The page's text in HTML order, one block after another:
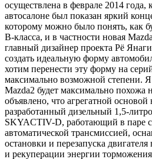
осуществлена в феврале 2014 года,
автосалоне был показан яркий
которому можно было понять, как
B-класса, и в частности новая
главный дизайнер проекта Рё
создать идеальную форму
хотим перенести эту форму на
максимально возможной степени.
Mazda2 будет максимально похожа
объявлено, что агрегатной
разработанный дизельный 1,5-
SKYACTIV-D, работающий в паре с
автоматической трансмиссией,
остановки и перезапуска
и рекуперации энергии